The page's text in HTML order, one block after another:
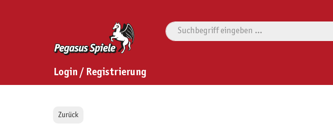
Login / Registrierung
Zurück